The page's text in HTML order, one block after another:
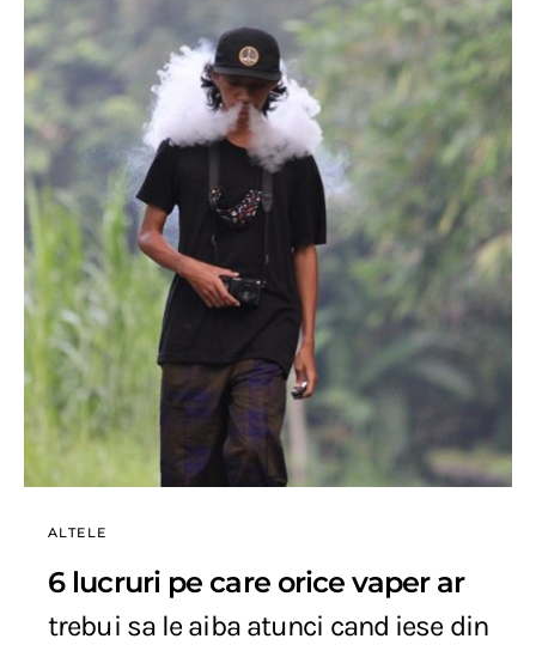
ALTELE
6 lucruri pe care orice vaper ar
trebui sa le aiba atunci cand iese din